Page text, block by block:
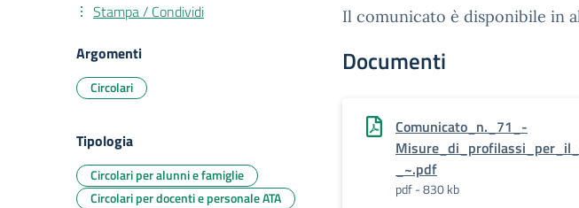
Il comunicato è disponibile in
Documenti
Comunicato_n._71_-
_~.pdf
pdf - 830 kb
Stampa / Condividi
Argomenti
Circolari
Tipologia
Circolari per alunni e famiglie
Circolari per docenti e personale ATA